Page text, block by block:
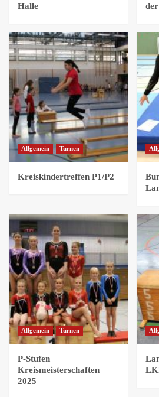
Halle
Allgemein Turnen
Kreiskindertreffen P1/P2
Allgemein Turnen
P-Stufen
Kreismeisterschaften
2025